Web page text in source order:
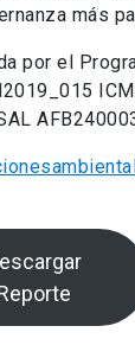
más
por el